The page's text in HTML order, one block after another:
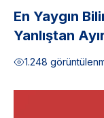
En Yaygın
Yanlıştan
1.248